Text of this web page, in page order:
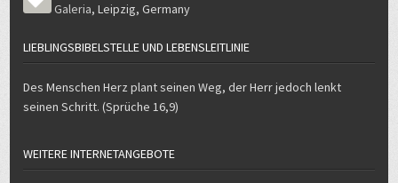
Galeria,Leipzig,Germany
LIEBLINGSBIBELSTELLE UND LEBENSLEITLINIE
Des Menschen Herz plant seinen Weg, der Herr jedoch lenkt
seinen Schritt. (Sprüche 16,9)
WEITERE INTERNETANGEBOTE